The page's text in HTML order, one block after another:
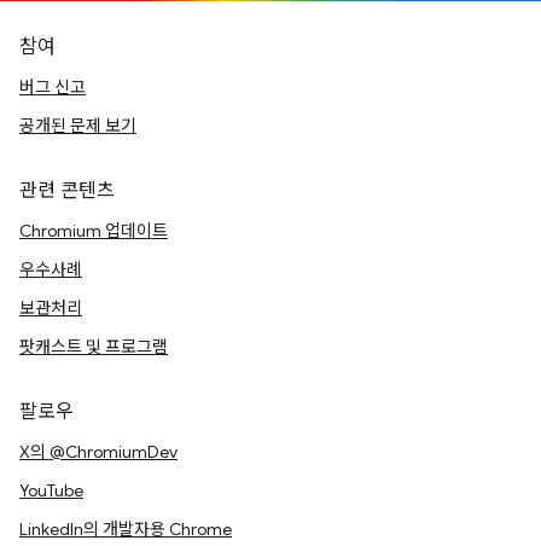
참여
버그 신고
공개된 문제 보기
관련 콘텐츠
Chromium 업데이트
우수사례
보관처리
팟캐스트 및 프로그램
팔로우
X의 @ChromiumDev
YouTube
LinkedIn의 개발자용 Chrome